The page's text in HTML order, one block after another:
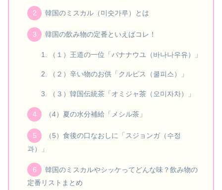
韓国のミスカル（미숫가루）とは
韓国の飲み物の定番といえばコレ！
（１）王道の一位「バナナウユ（바나나우유）」
（２）辛い物のお供「クルピス（쿨피스）」
（３）韓国伝統茶「オミジャ茶（오미자차）」
（4）夏の水分補給「メシル茶」
（5）食後の口なおしに「スジョンガ（수정
과）」
韓国のミスカルやシッケってどんな味？飲み物の
定番リストまとめ